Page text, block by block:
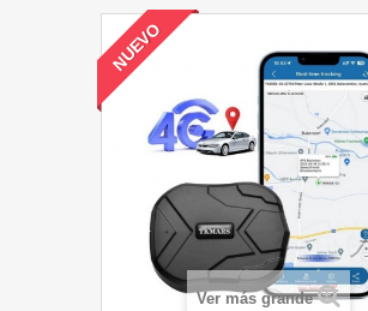
NUEVO
Ver más grande